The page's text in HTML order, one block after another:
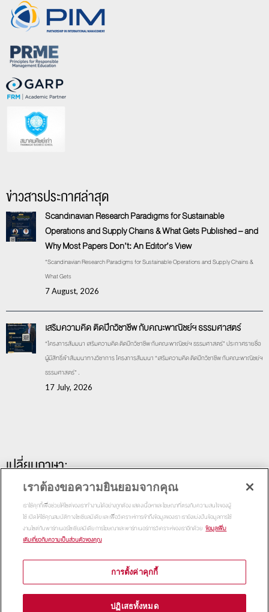
ข่าวสารประกาศล่าสุด
Scandinavian Research Paradigms for Sustainable
Operations and Supply Chains & What Gets Published – and
Why Most Papers Don’t: An Editor’s View
“Scandinavian Research Paradigms for Sustainable Operations and Supply Chains &
What Gets
7 August, 2026
เสริมความคิด ติดปีกวิชาชีพ กับคณะพาณิชย์ฯ ธรรมศาสตร์
“โครงการสัมมนา เสริมความคิด ติดปีกวิชาชีพ กับคณะพาณิชย์ฯ ธรรมศาสตร์” ประกาศรายชื่อ
ผู้มีสิทธิ์เข้าสัมมนาทางวิชาการ โครงการสัมมนา “เสริมความคิด ติดปีกวิชาชีพ กับคณะพาณิชย์ฯ
ธรรมศาสตร์” .
17 July, 2026
เปลี่ยนภาษา:
Copyright 2015Thammasat Business School | All Rights
เราต้องขอความยินยอมจากคุณ
เราใช้คุกกี้เพื่อช่วยให้ไซต์ของเราทำงานได้อย่างถูกต้อง แสดงเนื้อหาและโฆษณาที่ตรงกับความสนใจของผู้
ใช้ เปิดให้ใช้คุณสมบัติทางโซเชียลมีเดีย และเพื่อวิเคราะห์การเข้าถึงข้อมูลของเรา เรายังแบ่งปันข้อมูลการใช้
งานไซต์กับพาร์ทเนอร์โซเชียลมีเดีย การโฆษณาและพาร์ทเนอร์การวิเคราะห์ของเราอีกด้วย ข้อมูลเพิ่ม
เติมเกี่ยวกับความเป็นส่วนตัวของคุณ
การตั้งค่าคุกกี้
ปฏิเสธทั้งหมด